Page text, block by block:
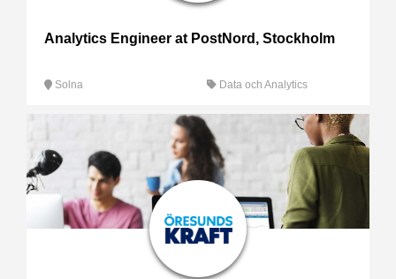
Analytics Engineer at PostNord, Stockholm
Solna Data och Analytics